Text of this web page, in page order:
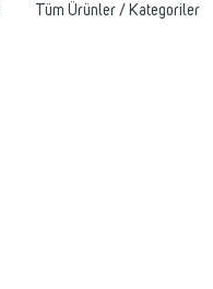
Tüm Ürünler / Kategoriler